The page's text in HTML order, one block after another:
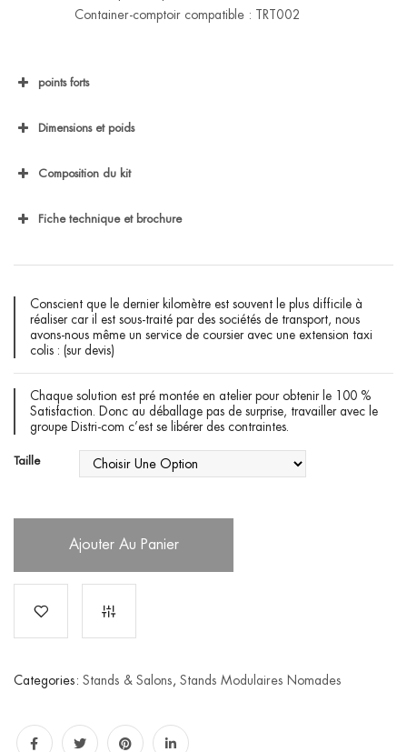
Container-comptoir compatible : TRT002
points forts
Dimensions et poids
Composition du kit
Fiche technique et brochure
Conscient que le dernier kilomètre est souvent le plus difficile à
réaliser car il est sous-traité par des sociétés de transport, nous
avons-nous même un service de coursier avec une extension taxi
colis : (sur devis)
Chaque solution est pré montée en atelier pour obtenir le 100 %
Satisfaction. Donc au déballage pas de surprise, travailler avec le
groupe Distri-com c’est se libérer des contraintes.
Taille
Ajouter Au Panier
Categories: Stands & Salons , Stands Modulaires Nomades